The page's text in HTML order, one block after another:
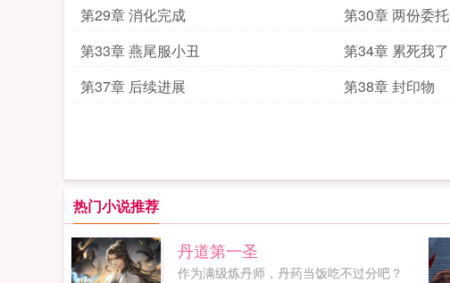
第29章 消化完成
第30章 两份委托
第33章 燕尾服小丑
第34章 累死我了
第37章 后续进展
第38章 封印物
热门小说推荐
丹道第一圣
作为满级炼丹师，丹药当饭吃不过分吧？